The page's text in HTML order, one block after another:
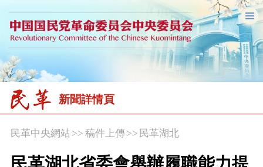
新聞詳情頁
民革中央網站>> 稿件上傳>> 民革湖北